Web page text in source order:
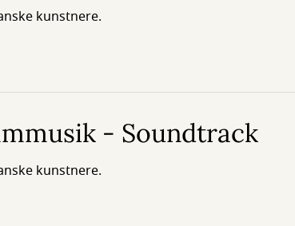
kunstnere.
- Soundtrack
kunstnere.